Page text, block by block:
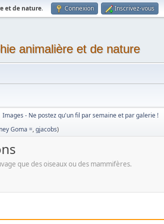
et de nature. Connexion Inscrivez-vous
animalière et de nature
Images - Ne postez qu'un fil par semaine et par galerie !
Goma =,gjacobs)
que des oiseaux ou des mammifères.